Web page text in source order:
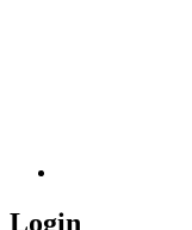
Login